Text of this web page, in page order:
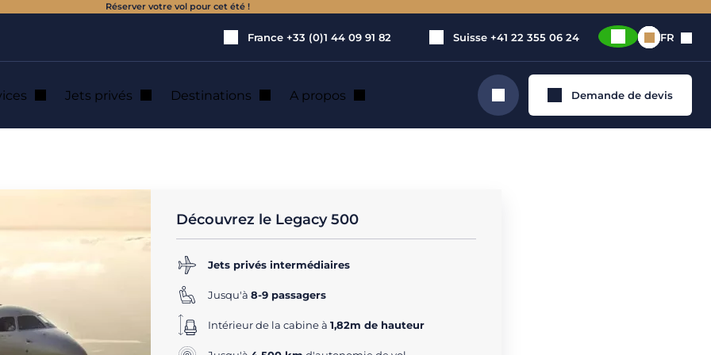
Réserver votre vol pour cet été !
France +33 (0)1 44 09 91 82 Suisse +41 22 355 06 24 FR
Jets privés Destinations A propos Rechercher Demande de devis
Découvrez le Legacy 500
Jets privés intermédiaires
Jusqu'à 8-9 passagers
Intérieur de la cabine à 1,82m de hauteur